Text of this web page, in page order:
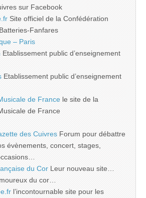
sur Facebook
Site officiel de la Confédération
Fanfares
– Paris
Etablissement public d’enseignement
Etablissement public d’enseignement
de France le site de la
de France
des Cuivres Forum pour débattre
évènements, concert, stages,
du Cor Leur nouveau site…
du cor…
l’incontournable site pour les